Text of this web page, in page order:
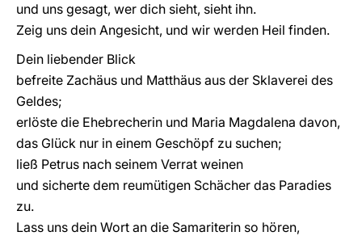
und uns gesagt, wer dich sieht, sieht ihn.
Zeig uns dein Angesicht, und wir werden Heil finden.
Dein liebender Blick
befreite Zachäus und Matthäus aus der Sklaverei des
Geldes;
erlöste die Ehebrecherin und Maria Magdalena davon,
das Glück nur in einem Geschöpf zu suchen;
ließ Petrus nach seinem Verrat weinen
und sicherte dem reumütigen Schächer das Paradies
zu.
Lass uns dein Wort an die Samariterin so hören,